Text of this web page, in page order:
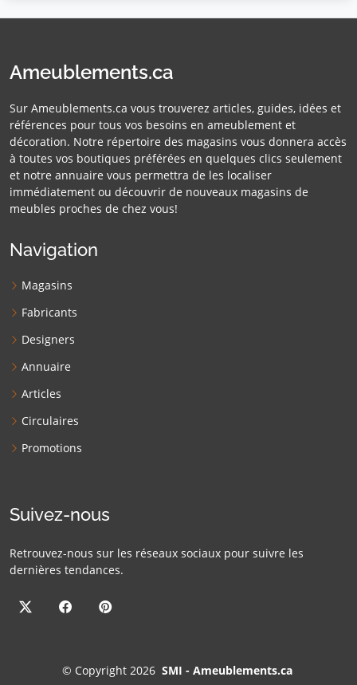
Ameublements.ca
Sur Ameublements.ca vous trouverez articles, guides, idées et
références pour tous vos besoins en ameublement et
décoration. Notre répertoire des magasins vous donnera accès
à toutes vos boutiques préférées en quelques clics seulement
et notre annuaire vous permettra de les localiser
immédiatement ou découvrir de nouveaux magasins de
meubles proches de chez vous!
Navigation
Magasins
Fabricants
Designers
Annuaire
Articles
Circulaires
Promotions
Suivez-nous
Retrouvez-nous sur les réseaux sociaux pour suivre les
dernières tendances.
© Copyright 2026 SMI - Ameublements.ca